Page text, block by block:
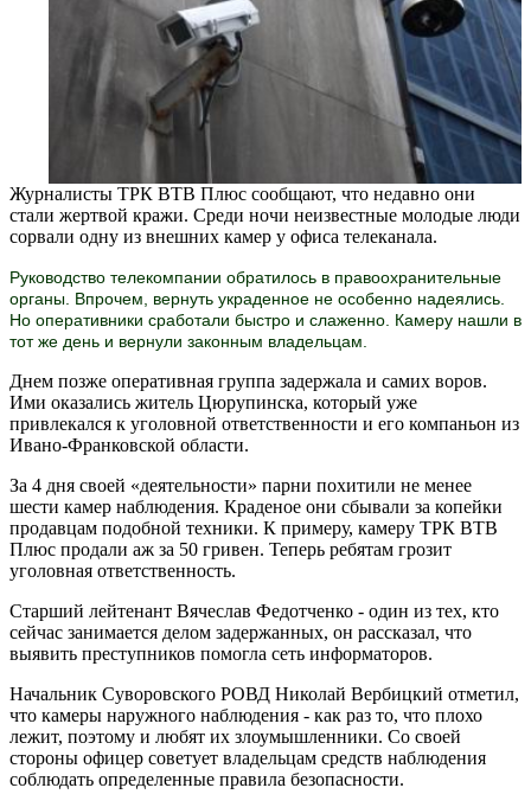
Журналисты ТРК ВТВ Плюс сообщают, что недавно они
стали жертвой кражи. Среди ночи неизвестные молодые люди
сорвали одну из внешних камер у офиса телеканала.
Руководство телекомпании обратилось в правоохранительные
органы. Впрочем, вернуть украденное не особенно надеялись.
Но оперативники сработали быстро и слаженно. Камеру нашли в
тот же день и вернули законным владельцам.
Днем позже оперативная группа задержала и самих воров.
Ими оказались житель Цюрупинска, который уже
привлекался к уголовной ответственности и его компаньон из
Ивано-Франковской области.
За 4 дня своей «деятельности» парни похитили не менее
шести камер наблюдения. Краденое они сбывали за копейки
продавцам подобной техники. К примеру, камеру ТРК ВТВ
Плюс продали аж за 50 гривен. Теперь ребятам грозит
уголовная ответственность.
Старший лейтенант Вячеслав Федотченко - один из тех, кто
сейчас занимается делом задержанных, он рассказал, что
выявить преступников помогла сеть информаторов.
Начальник Суворовского РОВД Николай Вербицкий отметил,
что камеры наружного наблюдения - как раз то, что плохо
лежит, поэтому и любят их злоумышленники. Со своей
стороны офицер советует владельцам средств наблюдения
соблюдать определенные правила безопасности.